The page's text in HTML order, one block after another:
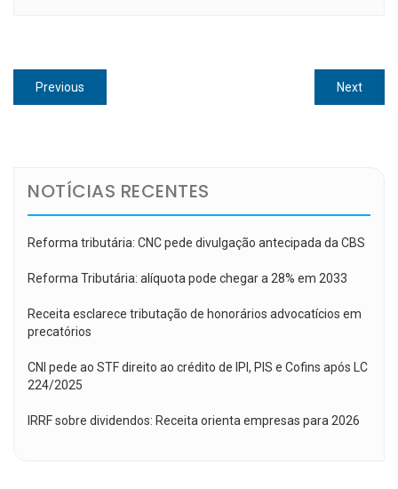
Navegação
de
Previous
post:
NextNext
post:
NOTÍCIAS RECENTES
Reforma tributária: CNC pede divulgação antecipada da CBS
Reforma Tributária: alíquota pode chegar a 28% em 2033
Receita esclarece tributação de honorários advocatícios em
precatórios
CNI pede ao STF direito ao crédito de IPI, PIS e Cofins após LC
224/2025
IRRF sobre dividendos: Receita orienta empresas para 2026